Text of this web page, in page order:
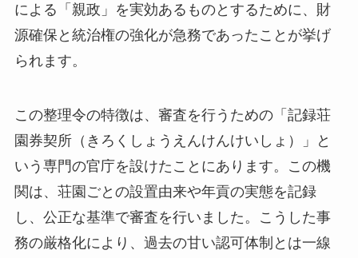
による「親政」を実効あるものとするために、財
源確保と統治権の強化が急務であったことが挙げ
られます。
この整理令の特徴は、審査を行うための「記録荘
園券契所（きろくしょうえんけんけいしょ）」と
いう専門の官庁を設けたことにあります。この機
関は、荘園ごとの設置由来や年貢の実態を記録
し、公正な基準で審査を行いました。こうした事
務の厳格化により、過去の甘い認可体制とは一線